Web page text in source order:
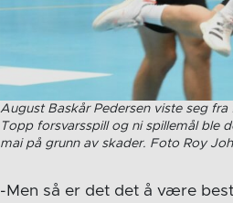
August Baskår Pedersen viste seg
Topp forsvarsspill og ni spillemål ble
mai på grunn av skader. Foto Roy
-Men så er det det å være